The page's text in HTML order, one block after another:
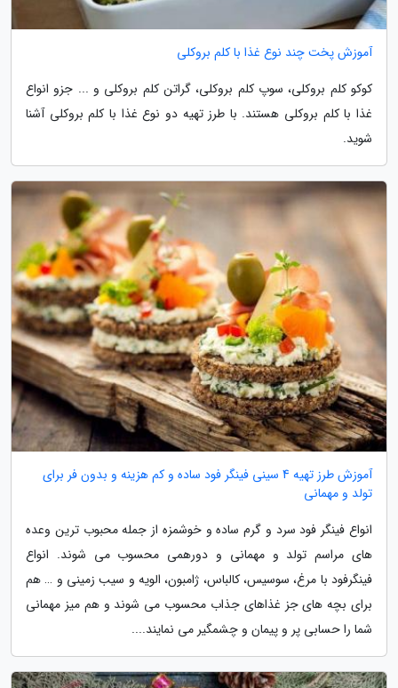
آموزش پخت چند نوع غذا با کلم بروکلی
کوکو کلم بروکلی، سوپ کلم بروکلی، گراتن کلم بروکلی و ... جزو انواع
غذا با کلم بروکلی هستند. با طرز تهیه دو نوع غذا با کلم بروکلی آشنا
شوید.
آموزش طرز تهیه 4 سینی فینگر فود ساده و کم هزینه و بدون فر برای
تولد و مهمانی
انواع فینگر فود سرد و گرم ساده و خوشمزه از جمله محبوب ترین وعده
های مراسم تولد و مهمانی و دورهمی محسوب می شوند. انواع
فینگرفود با مرغ، سوسیس، کالباس، ژامبون، الویه و سیب زمینی و … هم
برای بچه های جز غذاهای جذاب محسوب می شوند و هم میز مهمانی
شما را حسابی پر و پیمان و چشمگیر می نمایند....